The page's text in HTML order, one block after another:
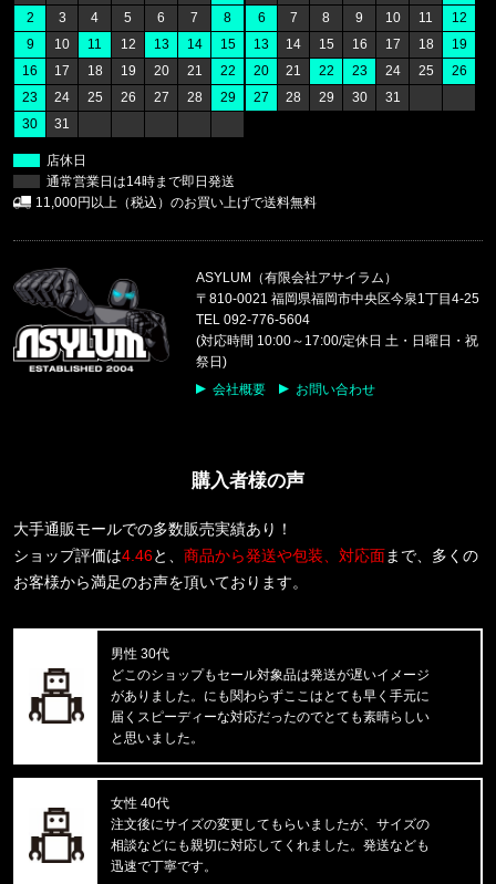
ASYLUM（有限会社アサイラム）
〒810-0021 福岡県福岡市中央区今泉1丁目4-25
TEL 092-776-5604
(対応時間 10:00～17:00/定休日 土・日曜日・祝
祭日)
会社概要
お問い合わせ
2
3 4 5 6 7
8
9
10 11 12 13 14
15
16
17 18 19 20 21
22
23
24 25 26 27 28
29
30
31
6
7 8 9 10 11
12
13
14 15 16 17 18
19
20
21 22 23 24 25
26
27
28 29 30 31
店休日
通常営業日は14時まで即日発送
11,000円以上（税込）のお買い上げで送料無料
福岡県のお客様ご注文ありがとうございます。
THE NORTH FACE/ノースフェイス
M PLANT & FLORA OVERS
福岡県のお客様ご注文ありがとうございます。
福岡県のお客様ご注文ありがとうございます。
ヤンキース キャップ '47 MVP ホ
東京都のお客様ご注文ありがとうございます。
Carhartt WIP/カーハートダブルアイピー
S/S ORLEAN SPREE T-SHIRT
東京都のお客様ご注文ありがとうございます。
東京都のお客様ご注文ありがとうございます。
M BCD CELEBRATION RELAXED
東京都のお客様ご注文ありがとうございます。
mnml/ミニマル
東京都のお客様ご注文ありがとうございます。
FIRST DOWN/ファーストダウン
SWEAT CARGO SHORTS F12103
東京都のお客様ご注文ありがとうございます。
CALVIN KLEIN/カルバンクライン
LIFT BRALETTE F8500 //865
東京都のお客様ご注文ありがとうございます。
mnml/ミニマル
購入者様の声
大手通販モールでの多数販売実績あり！
ショップ評価は4.46と、 商品から発送や包装、対応面まで、多くの
お客様から満足のお声を頂いております。
男性 30代
どこのショップもセール対象品は発送が遅いイメージ
がありました。にも関わらずここはとても早く手元に
届くスピーディーな対応だったのでとても素晴らしい
と思いました。
女性 40代
注文後にサイズの変更してもらいましたが、サイズの
相談などにも親切に対応してくれました。発送なども
迅速で丁寧です。